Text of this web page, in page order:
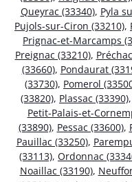
Queyrac (33340), Pyla
Pujols-sur-Ciron (33210),
Prignac-et-Marcamps
Preignac (33210),
(33660), Pondaurat
(33730), Pomerol
(33820), Plassac (33390),
Petit-Palais-et-
(33890), Pessac (33600),
Pauillac (33250),
(33113), Ordonnac
Noaillac (33190),